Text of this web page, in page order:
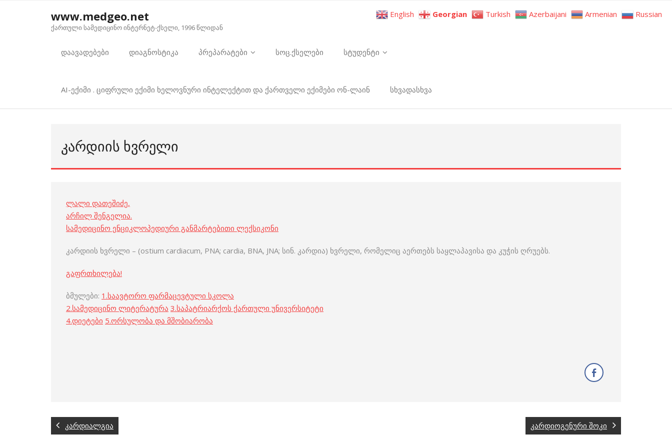
www.medgeo.net
ქართული სამედიცინო ინტერნეტ-ქსელი, 1996 წლიდან
დაავადებები დიაგნოსტიკა პრეპარატები სოც.ქსელები სტუდენტი
AI-ექიმი . ციფრული ექიმი ხელოვნური ინტელექტით და ქართველი ექიმები ონ-ლაინ სხვადასხვა
ᲙᲐᲠᲓᲘᲘᲡ ᲮᲕᲠᲔᲚᲘ
ლალი დათეშიძე,
არჩილ შენგელია.
სამედიცინო ენციკლოპედიური განმარტებითი ლექსიკონი
კარდიის ხვრელი – (ostium cardiacum, PNA; cardia, BNA, JNA; სინ. კარდია) ხვრელი, რომელიც აერთებს საყლაპავისა და კუჭის ღრუებს.
გაფრთხილება!
ბმულები: 1.საავტორო ფარმაცევტული სკოლა
2.სამედიცინო ლიტერატურა 3.საპატრიარქოს ქართული უნივერსიტეტი
4.დიეტები 5.ორსულობა და მშობიარობა
კარდიალგია კარდიოგენური შოკი
English Georgian Turkish Azerbaijani Armenian Russian